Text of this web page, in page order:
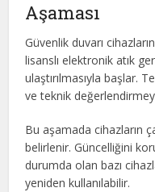
Aşaması
Güvenlik duvarı
lisanslı elektronik atık
ulaştırılmasıyla başlar.
ve teknik
Bu aşamada cihazların
belirlenir. Güncelliğini
durumda olan bazı
yeniden kullanılabilir.